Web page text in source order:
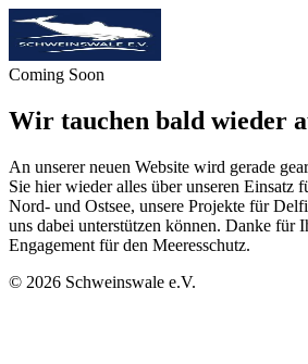
Coming Soon
Wir tauchen bald wieder
An unserer neuen Website wird gerade
Sie hier wieder alles über unseren Einsatz
Nord- und Ostsee, unsere Projekte für
uns dabei unterstützen können. Danke
Engagement für den Meeresschutz.
© 2026 Schweinswale e.V.